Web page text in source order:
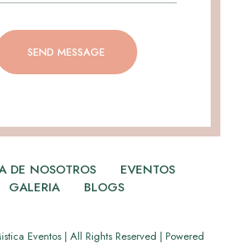
DE NOSOTROS
EVENTOS
GALERIA
BLOGS
Eventos | All Rights Reserved | Powered